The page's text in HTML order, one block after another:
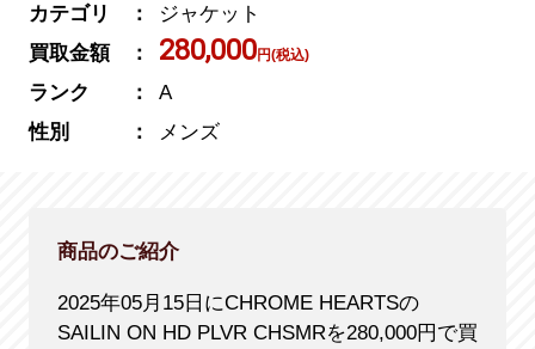
カテゴリ
ジャケット
買取金額
280,000円(税込)
ランク
A
性別
メンズ
商品のご紹介
2025年05月15日にCHROME HEARTSの
SAILIN ON HD PLVR CHSMRを280,000円で買